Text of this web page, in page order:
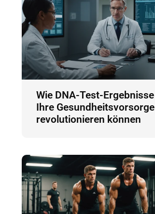
Wie DNA-Test-Ergebnisse
Ihre Gesundheitsvorsorge
revolutionieren können